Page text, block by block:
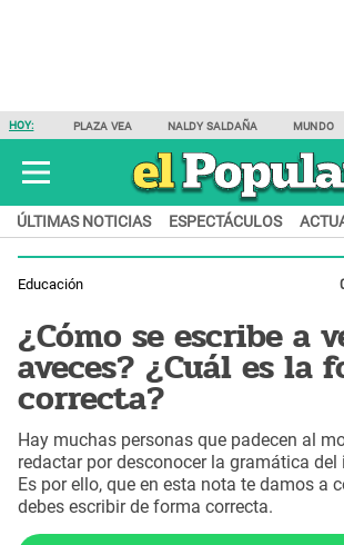
HOY: PLAZA VEA NALDY SALDAÑA MUNDO
ÚLTIMAS NOTICIAS ESPECTÁCULOS
Educación
¿Cómo se escribe a
aveces? ¿Cuál es la
correcta?
Hay muchas personas que padecen al
redactar por desconocer la gramática
Es por ello, que en esta nota te damos a
debes escribir de forma correcta.